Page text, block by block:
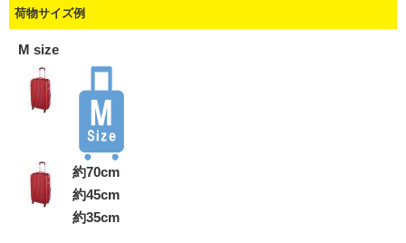
荷物サイズ例
M size
約70cm
約45cm
約35cm